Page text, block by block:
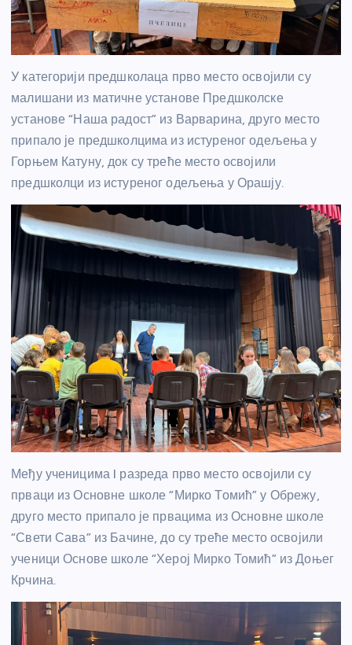
У категорији предшколаца прво место освојили су
малишани из матичне установе Предшколске
установе “Наша радост” из Варварина, друго место
припало је предшколцима из истуреног одељења у
Горњем Катуну, док су треће место освојили
предшколци из истуреног одељења у Орашју.
Међу ученицима I разреда прво место освојили су
прваци из Основне школе “Мирко Томић” у Обрежу,
друго место припало је првацима из Основне школе
“Свети Сава” из Бачине, до су треће место освојили
ученици Основе школе “Херој Мирко Томић” из Доњег
Крчина.